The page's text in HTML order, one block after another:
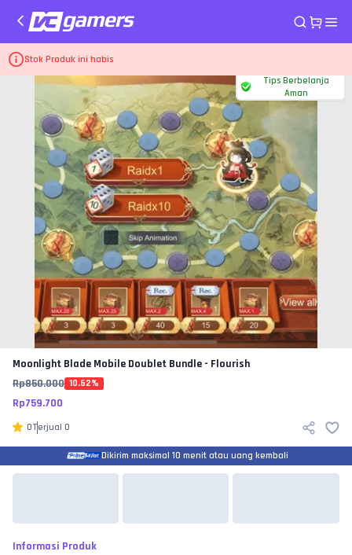
Stok Produk ini habis
Home Top Up Game Moonlight Blade Mobile
Tips Berbelanja
Aman
Moonlight Blade Mobile Doublet Bundle - Flourish
Rp850.000 10.62%
Rp759.700
0Terjual 0
Dikirim maksimal 10 menit atau uang kembali
Informasi Produk